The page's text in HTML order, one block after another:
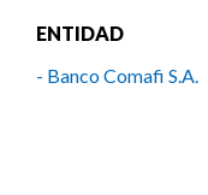
ENTIDAD
- Banco Comafi S.A.